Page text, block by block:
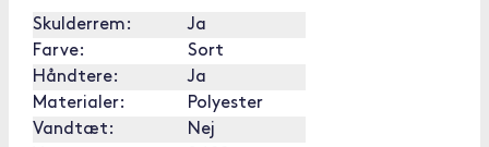
Skulderrem:
Ja
Farve:
Sort
Håndtere:
Ja
Materialer:
Polyester
Vandtæt:
Nej